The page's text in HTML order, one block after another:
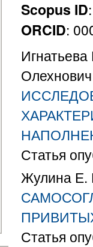
Scopus ID
ORCID:
Статья
Жулина Е.
Статья